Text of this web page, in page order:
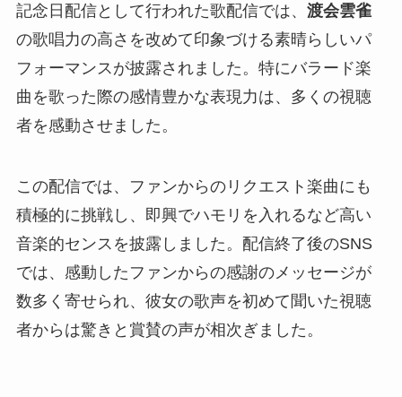
記念日配信として行われた歌配信では、 渡会雲雀
の歌唱力の高さを改めて印象づける素晴らしいパ
フォーマンスが披露されました。特にバラード楽
曲を歌った際の感情豊かな表現力は、多くの視聴
者を感動させました。
この配信では、ファンからのリクエスト楽曲にも
積極的に挑戦し、即興でハモリを入れるなど高い
音楽的センスを披露しました。配信終了後のSNS
では、感動したファンからの感謝のメッセージが
数多く寄せられ、彼女の歌声を初めて聞いた視聴
者からは驚きと賞賛の声が相次ぎました。